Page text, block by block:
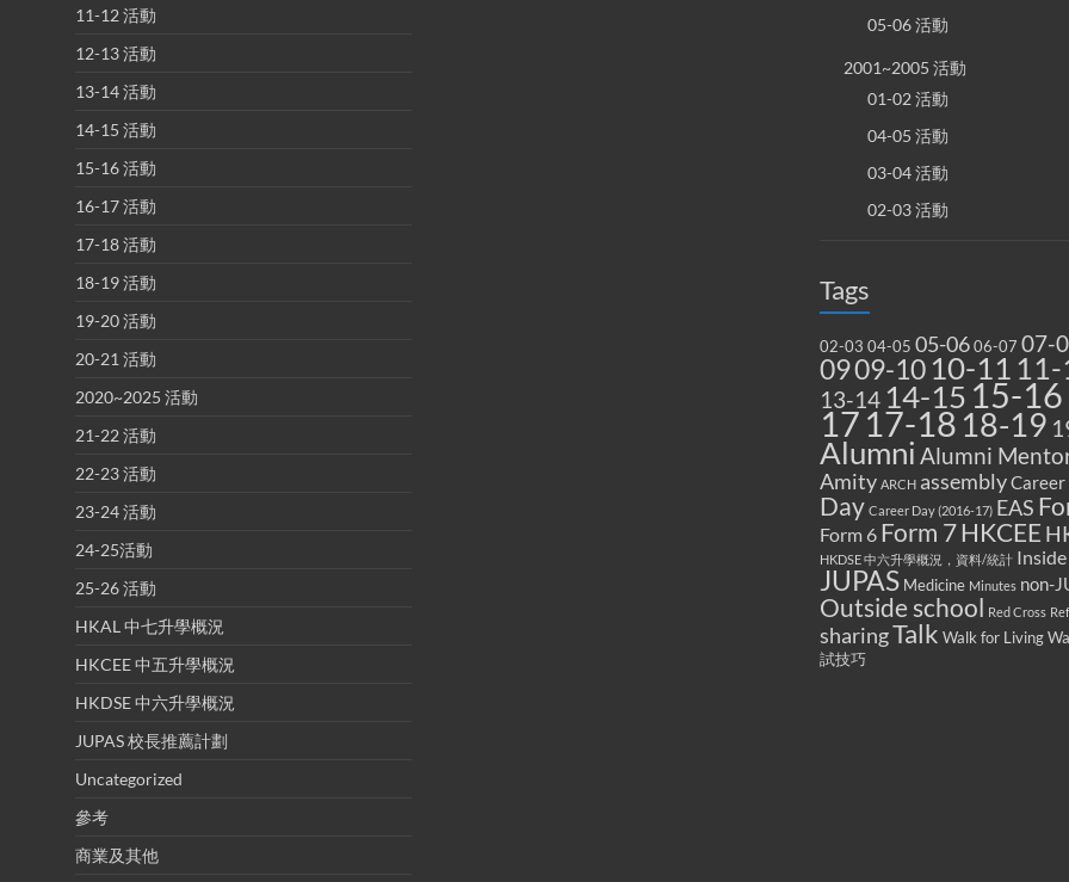
11-12 活動
12-13 活動
13-14 活動
14-15 活動
15-16 活動
16-17 活動
17-18 活動
18-19 活動
19-20 活動
20-21 活動
2020~2025 活動
21-22 活動
22-23 活動
23-24 活動
24-25活動
25-26 活動
HKAL 中七升學概況
HKCEE 中五升學概況
HKDSE 中六升學概況
JUPAS 校長推薦計劃
Uncategorized
參考
商業及其他
05-06 活動
2001~2005 活動
01-02 活動
04-05 活動
03-04 活動
02-03 活動
Tags
02-03 04-05 05-0606-07 07-
0909-10 10-11 11-
13-14 14-15 15-16
17 17-18 18-19
Alumni Alumni
Amity ARCH assemblyCareer
Day Career Day (2016-17) EAS
Form 6 Form 7HKCEE
HKDSE 中六升學概況，資料/統計
JUPAS Medicine Minutes non-
Outside school Red Cross
sharingTalk Walk for Living
試技巧